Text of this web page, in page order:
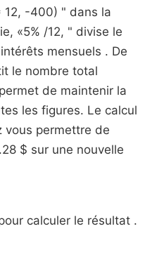
12, -400) " dans la
«5% /12, " divise le
mensuels . De
le nombre total
de maintenir la
les figures. Le calcul
vous permettre de
$ sur une nouvelle
calculer le résultat .